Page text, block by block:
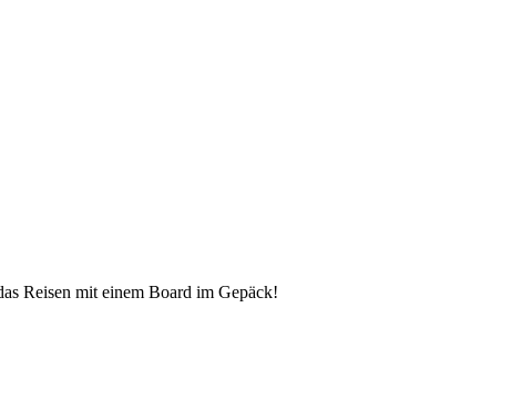
Reisen mit einem Board im Gepäck!